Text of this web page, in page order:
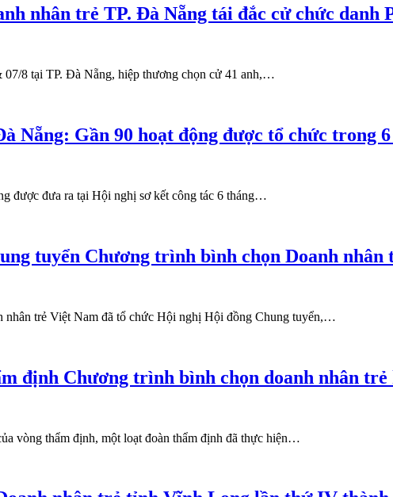
nhân trẻ TP. Đà Nẵng tái đắc cử chức
8 tại TP. Đà Nẵng, hiệp thương chọn cử 41 anh,…
Nẵng: Gần 90 hoạt động được tổ chức trong
được đưa ra tại Hội nghị sơ kết công tác 6 tháng…
tuyển Chương trình bình chọn Doanh nhân
nhân trẻ Việt Nam đã tổ chức Hội nghị Hội đồng Chung tuyển,…
định Chương trình bình chọn doanh nhân trẻ
vòng thẩm định, một loạt đoàn thẩm định đã thực hiện…